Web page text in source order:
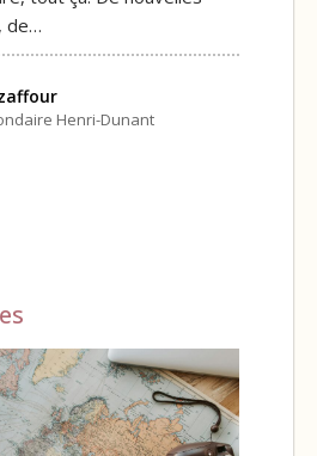
de…
Henri-Dunant